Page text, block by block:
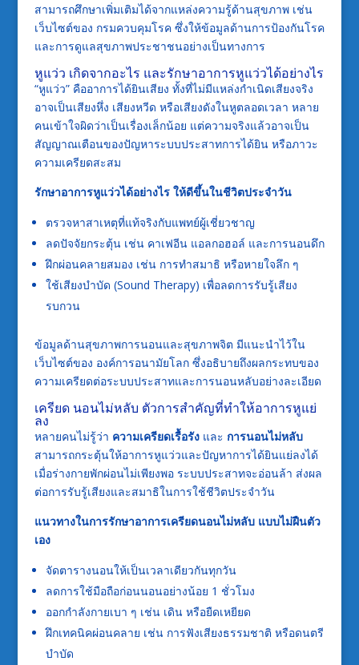
สามารถศึกษาเพิ่มเติมได้จากแหล่งความรู้ด้านสุขภาพ เช่น
เว็บไซต์ของ กรมควบคุมโรคซึ่งให้ข้อมูลด้านการป้องกันโรค
และการดูแลสุขภาพประชาชนอย่างเป็นทางการ
หูแว่ว เกิดจากอะไร และรักษาอาการหูแว่วได้อย่างไร
“หูแว่ว” คืออาการได้ยินเสียง ทั้งที่ไม่มีแหล่งกำเนิดเสียงจริง
อาจเป็นเสียงหึ่ง เสียงหวีด หรือเสียงดังในหูตลอดเวลา หลาย
คนเข้าใจผิดว่าเป็นเรื่องเล็กน้อย แต่ความจริงแล้วอาจเป็น
สัญญาณเตือนของปัญหาระบบประสาทการได้ยิน หรือภาวะ
ความเครียดสะสม
รักษาอาการหูแว่วได้อย่างไร ให้ดีขึ้นในชีวิตประจำวัน
ตรวจหาสาเหตุที่แท้จริงกับแพทย์ผู้เชี่ยวชาญ
ลดปัจจัยกระตุ้น เช่น คาเฟอีน แอลกอฮอล์ และการนอนดึก
ฝึกผ่อนคลายสมอง เช่น การทำสมาธิ หรือหายใจลึก ๆ
ใช้เสียงบำบัด (Sound Therapy) เพื่อลดการรับรู้เสียง
รบกวน
ข้อมูลด้านสุขภาพการนอนและสุขภาพจิต มีแนะนำไว้ใน
เว็บไซต์ของ องค์การอนามัยโลกซึ่งอธิบายถึงผลกระทบของ
ความเครียดต่อระบบประสาทและการนอนหลับอย่างละเอียด
เครียด นอนไม่หลับ ตัวการสำคัญที่ทำให้อาการหูแย่
ลง
หลายคนไม่รู้ว่า ความเครียดเรื้อรังและ การนอนไม่หลับ
สามารถกระตุ้นให้อาการหูแว่วและปัญหาการได้ยินแย่ลงได้
เมื่อร่างกายพักผ่อนไม่เพียงพอ ระบบประสาทจะอ่อนล้า ส่งผล
ต่อการรับรู้เสียงและสมาธิในการใช้ชีวิตประจำวัน
แนวทางในการรักษาอาการเครียดนอนไม่หลับ แบบไม่ฝืนตัว
เอง
จัดตารางนอนให้เป็นเวลาเดียวกันทุกวัน
ลดการใช้มือถือก่อนนอนอย่างน้อย 1 ชั่วโมง
ออกกำลังกายเบา ๆ เช่น เดิน หรือยืดเหยียด
ฝึกเทคนิคผ่อนคลาย เช่น การฟังเสียงธรรมชาติ หรือดนตรี
บำบัด